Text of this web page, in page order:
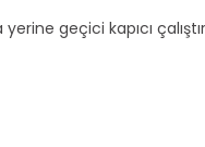
geçici kapıcı